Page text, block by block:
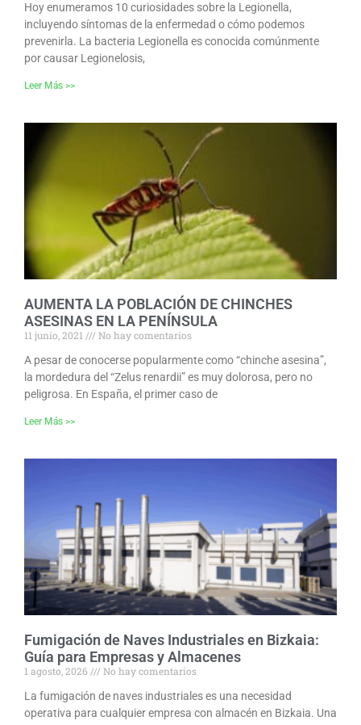
Hoy enumeramos 10 curiosidades sobre la Legionella,
incluyendo síntomas de la enfermedad o cómo podemos
prevenirla. La bacteria Legionella es conocida comúnmente
por causar Legionelosis,
Leer Más >>
AUMENTA LA POBLACIÓN DE CHINCHES
ASESINAS EN LA PENÍNSULA
11 junio, 2021
No hay comentarios
A pesar de conocerse popularmente como “chinche asesina”,
la mordedura del “Zelus renardii” es muy dolorosa, pero no
peligrosa. En España, el primer caso de
Leer Más >>
Fumigación de Naves Industriales en Bizkaia:
Guía para Empresas y Almacenes
1 agosto, 2026
No hay comentarios
La fumigación de naves industriales es una necesidad
operativa para cualquier empresa con almacén en Bizkaia. Una